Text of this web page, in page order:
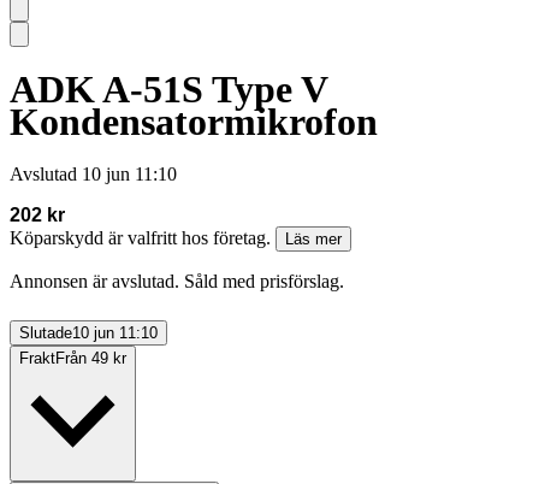
ADK A-51S Type V
Kondensatormikrofon
Avslutad 10 jun 11:10
202 kr
Köparskydd är valfritt hos företag.
Läs mer
Annonsen är avslutad. Såld med prisförslag.
Slutade10 jun 11:10
FraktFrån 49 kr